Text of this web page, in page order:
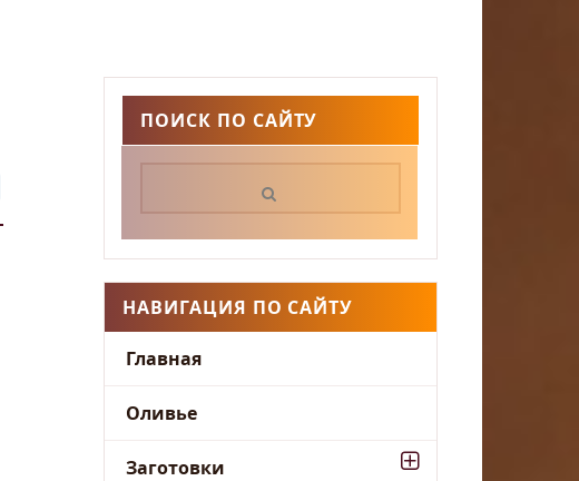
ПОИСК ПО САЙТУ
НАВИГАЦИЯ ПО САЙТУ
Главная
Оливье
Заготовки